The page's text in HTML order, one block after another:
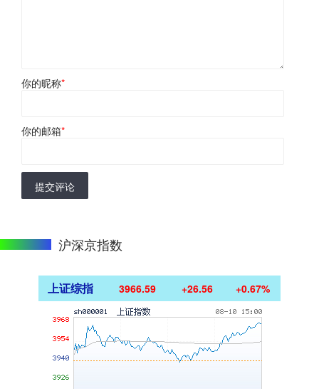
你的昵称*
你的邮箱*
提交评论
沪深京指数
上证综指 3966.59 +26.56 +0.67%